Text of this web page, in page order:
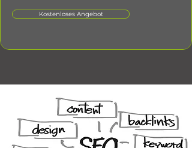
Kostenloses Angebot